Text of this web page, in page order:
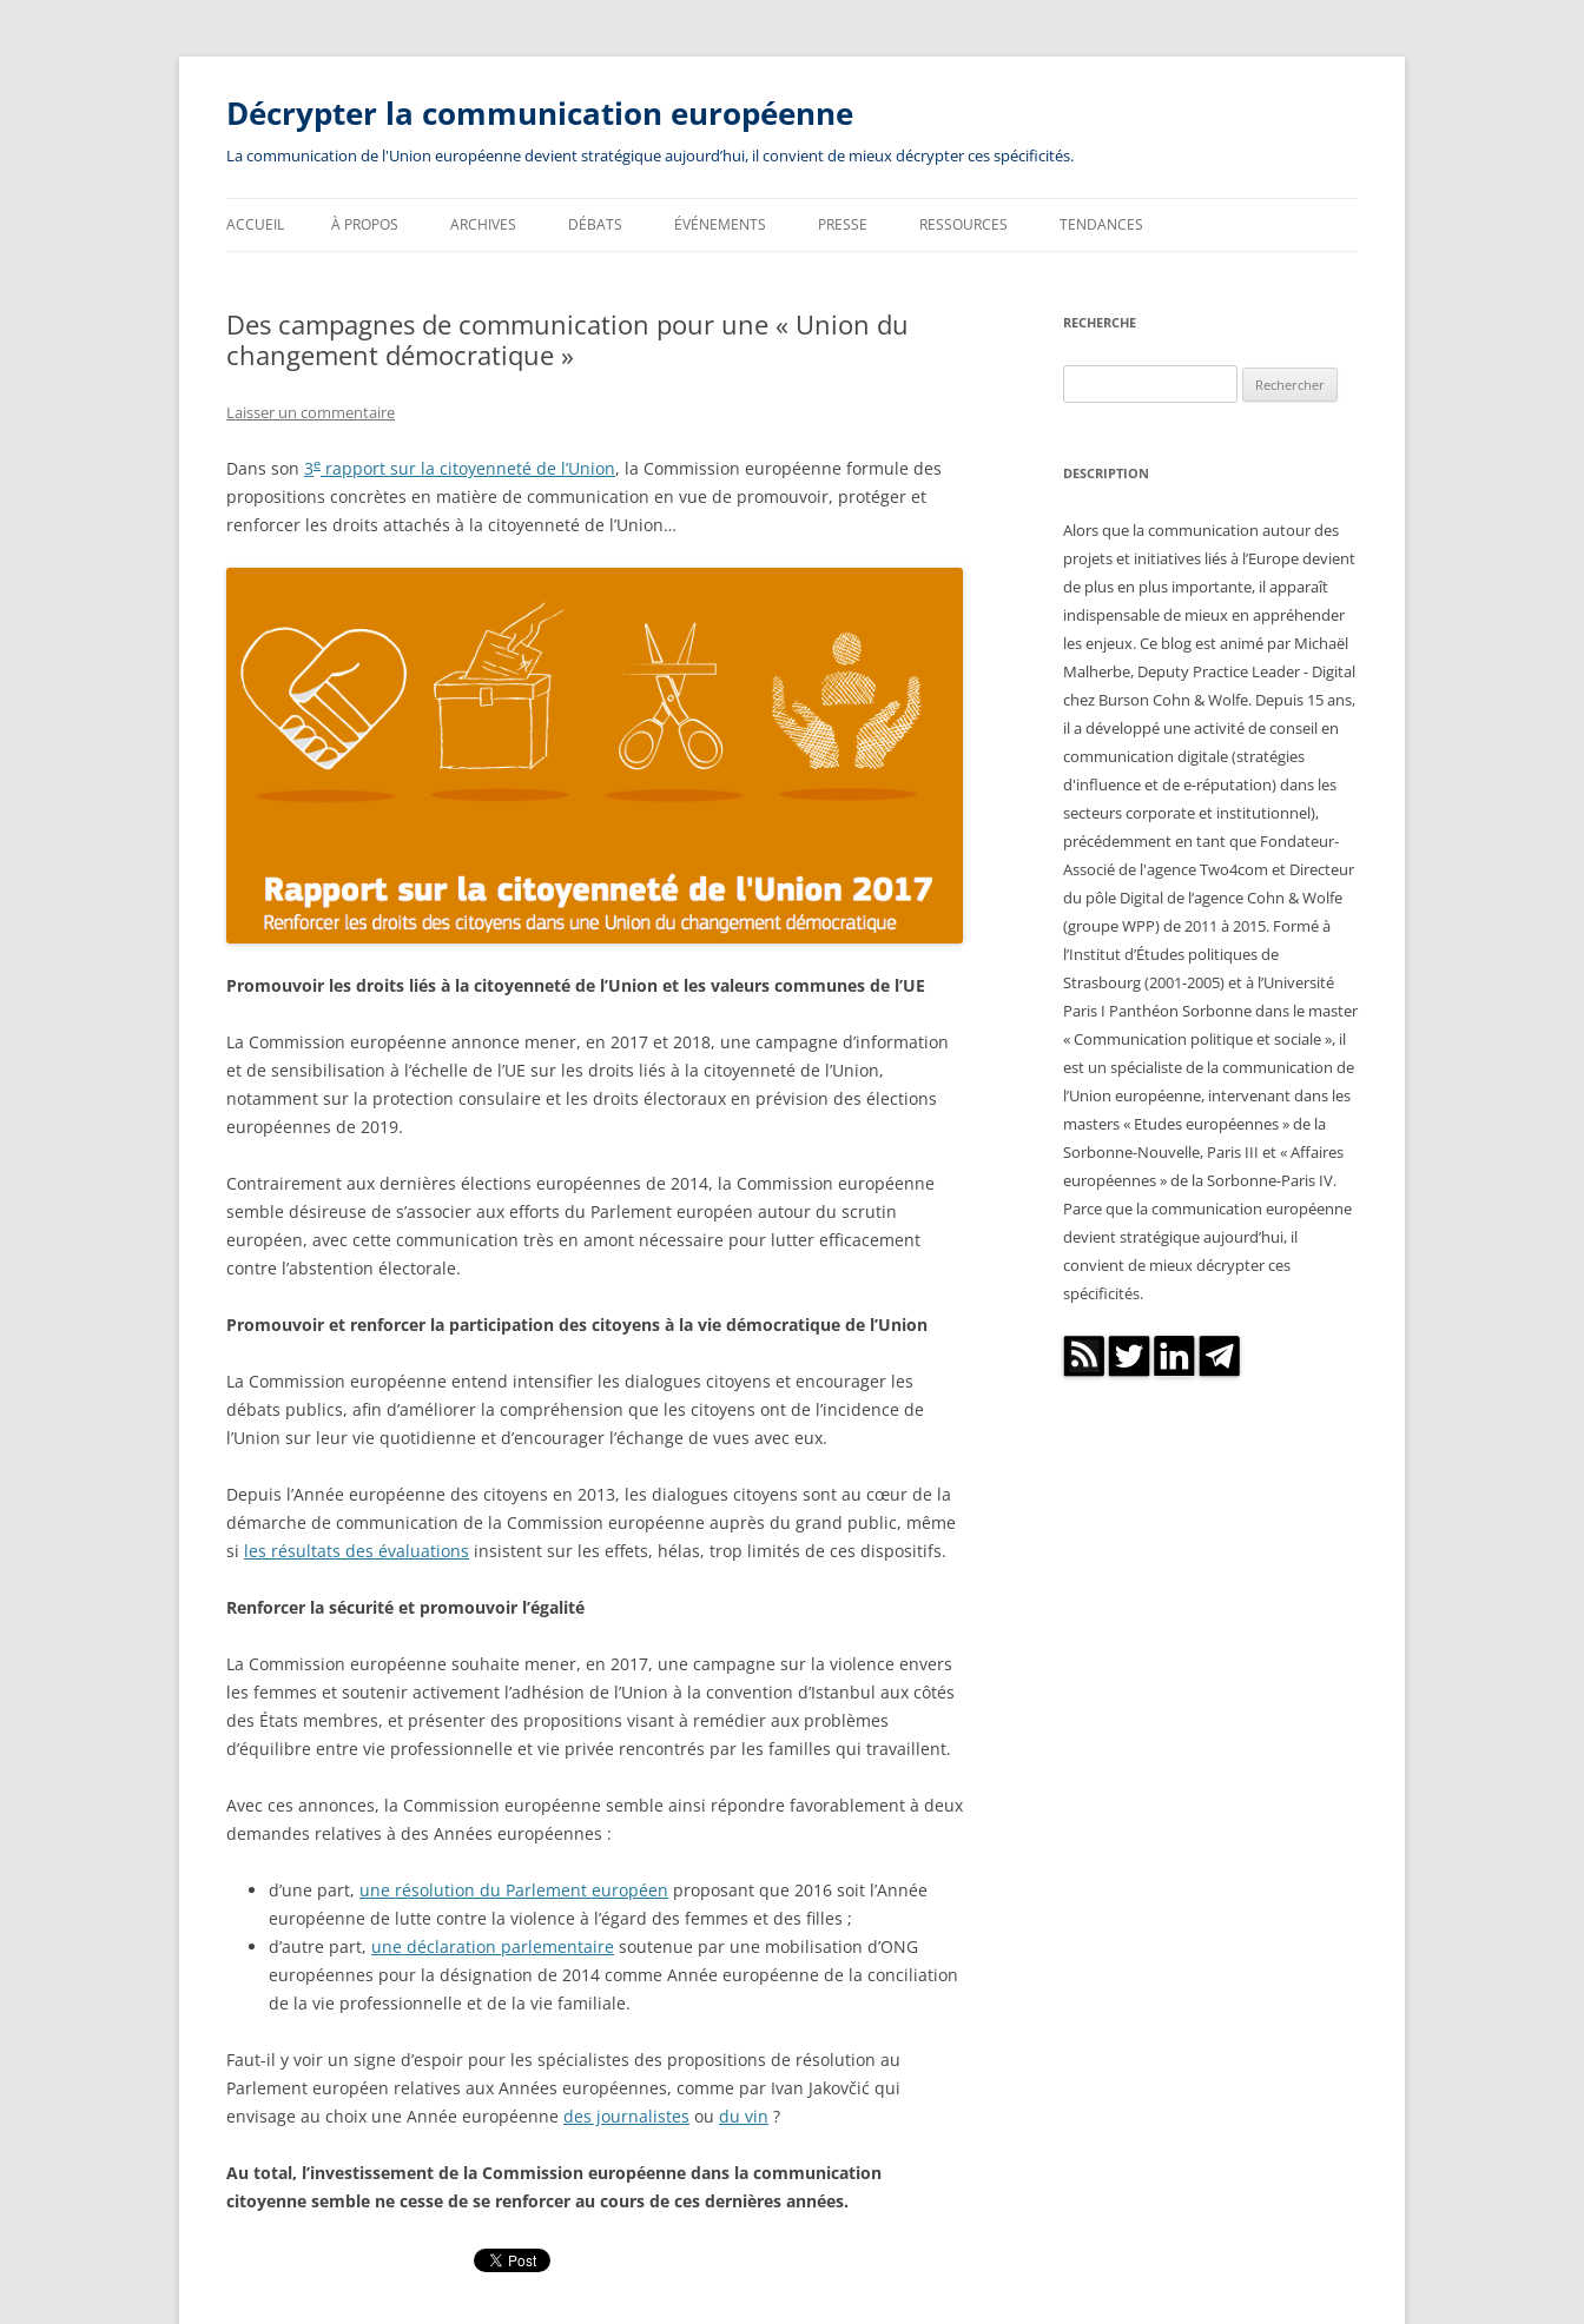
Aller
contenu
Décrypter la communication européenne
La communication de l'Union européenne devient stratégique aujourd’hui, il convient de mieux décrypter ces spécificités.
ACCUEIL À PROPOS ARCHIVES DÉBATS ÉVÉNEMENTS PRESSE RESSOURCES TENDANCES
Des campagnes de communication pour une « Union du
changement démocratique »
Laisser un commentaire
Dans son 3e rapport sur la citoyenneté de l’Union, la Commission européenne formule des
propositions concrètes en matière de communication en vue de promouvoir, protéger et
renforcer les droits attachés à la citoyenneté de l’Union…
Promouvoir les droits liés à la citoyenneté de l’Union et les valeurs communes de l’UE
La Commission européenne annonce mener, en 2017 et 2018, une campagne d’information
et de sensibilisation à l’échelle de l’UE sur les droits liés à la citoyenneté de l’Union,
notamment sur la protection consulaire et les droits électoraux en prévision des élections
européennes de 2019.
Contrairement aux dernières élections européennes de 2014, la Commission européenne
semble désireuse de s’associer aux efforts du Parlement européen autour du scrutin
européen, avec cette communication très en amont nécessaire pour lutter efficacement
contre l’abstention électorale.
Promouvoir et renforcer la participation des citoyens à la vie démocratique de l’Union
La Commission européenne entend intensifier les dialogues citoyens et encourager les
débats publics, afin d’améliorer la compréhension que les citoyens ont de l’incidence de
l’Union sur leur vie quotidienne et d’encourager l’échange de vues avec eux.
Depuis l’Année européenne des citoyens en 2013, les dialogues citoyens sont au cœur de la
démarche de communication de la Commission européenne auprès du grand public, même
si les résultats des évaluations insistent sur les effets, hélas, trop limités de ces dispositifs.
Renforcer la sécurité et promouvoir l’égalité
La Commission européenne souhaite mener, en 2017, une campagne sur la violence envers
les femmes et soutenir activement l’adhésion de l’Union à la convention d’Istanbul aux côtés
des États membres, et présenter des propositions visant à remédier aux problèmes
d’équilibre entre vie professionnelle et vie privée rencontrés par les familles qui travaillent.
Avec ces annonces, la Commission européenne semble ainsi répondre favorablement à deux
demandes relatives à des Années européennes :
d’une part, une résolution du Parlement européen proposant que 2016 soit l’Année
européenne de lutte contre la violence à l’égard des femmes et des filles ;
d’autre part, une déclaration parlementaire soutenue par une mobilisation d’ONG
européennes pour la désignation de 2014 comme Année européenne de la conciliation
de la vie professionnelle et de la vie familiale.
Faut-il y voir un signe d’espoir pour les spécialistes des propositions de résolution au
Parlement européen relatives aux Années européennes, comme par Ivan Jakovčić qui
envisage au choix une Année européenne des journalistes ou du vin ?
Au total, l’investissement de la Commission européenne dans la communication
citoyenne semble ne cesse de se renforcer au cours de ces dernières années.
RECHERCHE
DESCRIPTION
Alors que la communication autour des
projets et initiatives liés à l’Europe devient
de plus en plus importante, il apparaît
indispensable de mieux en appréhender
les enjeux. Ce blog est animé par Michaël
Malherbe, Deputy Practice Leader - Digital
chez Burson Cohn & Wolfe. Depuis 15 ans,
il a développé une activité de conseil en
communication digitale (stratégies
d'influence et de e-réputation) dans les
secteurs corporate et institutionnel),
précédemment en tant que Fondateur-
Associé de l'agence Two4com et Directeur
du pôle Digital de l’agence Cohn & Wolfe
(groupe WPP) de 2011 à 2015. Formé à
l’Institut d’Études politiques de
Strasbourg (2001-2005) et à l’Université
Paris I Panthéon Sorbonne dans le master
« Communication politique et sociale », il
est un spécialiste de la communication de
l’Union européenne, intervenant dans les
masters « Etudes européennes » de la
Sorbonne-Nouvelle, Paris III et « Affaires
européennes » de la Sorbonne-Paris IV.
Parce que la communication européenne
devient stratégique aujourd’hui, il
convient de mieux décrypter ces
spécificités.